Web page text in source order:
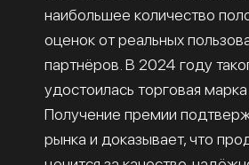
наибольшее количество
оценок от реальных
партнёров. В 2024 году
удостоилась торговая марка
Получение премии
рынка и доказывает, что